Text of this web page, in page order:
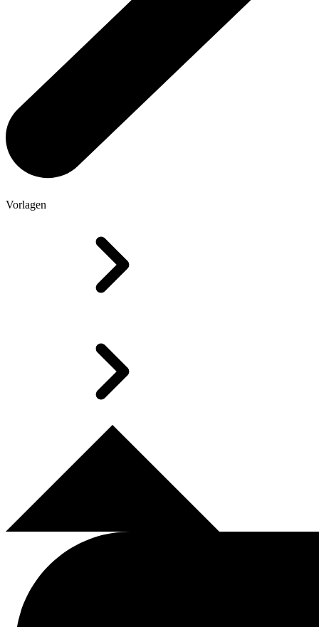
Vorlagen